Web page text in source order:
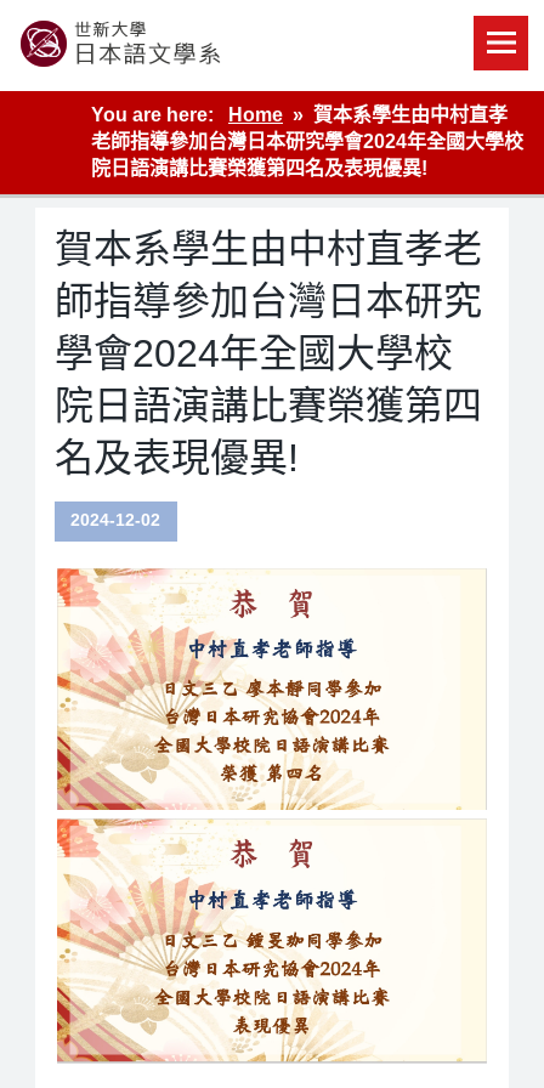
content
世新大學教學單位的網站
You are here:
Home
賀本系學生由中村直孝
老師指導參加台灣日本研究學會2024年全國大學校
院日語演講比賽榮獲第四名及表現優異!
賀本系學生由中村直孝老
師指導參加台灣日本研究
學會2024年全國大學校
院日語演講比賽榮獲第四
名及表現優異!
2024-12-02